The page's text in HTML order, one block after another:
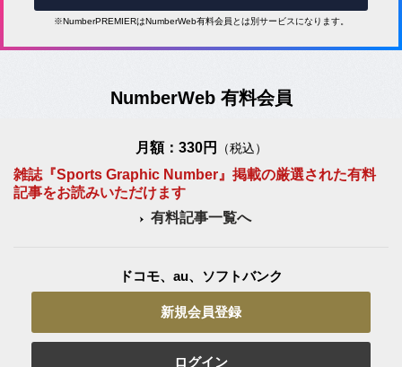
※NumberPREMIERはNumberWeb有料会員とは別サービスになります。
NumberWeb 有料会員
月額：330円 （税込）
雑誌『Sports Graphic Number』掲載の厳選された有料
記事をお読みいただけます
有料記事一覧へ
ドコモ、au、ソフトバンク
新規会員登録
ログイン